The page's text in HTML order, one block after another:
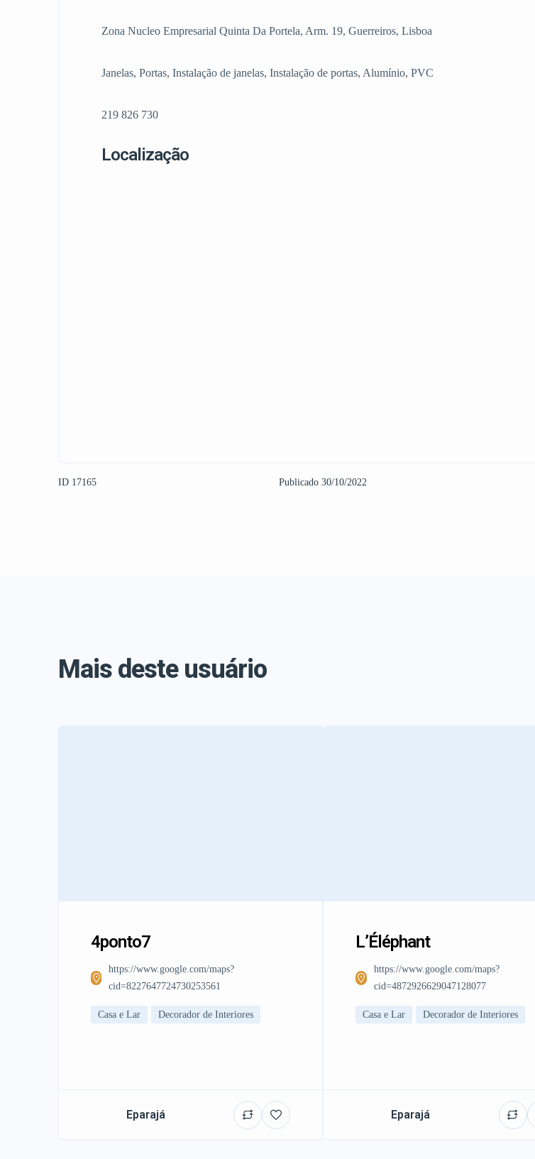
Zona Nucleo Empresarial Quinta Da Portela, Arm. 19, Guerreiros, Lisboa
Janelas, Portas, Instalação de janelas, Instalação de portas, Alumínio, PVC
219 826 730
Localização
ID 17165 Publicado 30/10/2022
Mais deste usuário
4ponto7
https://www.google.com/maps?
cid=8227647724730253561
Casa e Lar Decorador de Interiores
Eparajá
L’Éléphant
https://www.google.com/maps?
cid=4872926629047128077
Casa e Lar Decorador de Interiores
Eparajá